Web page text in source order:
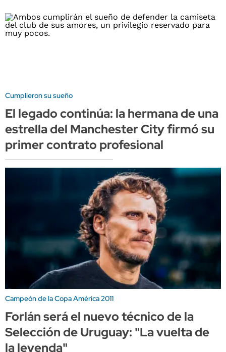
Cumplieron su sueño
El legado continúa: la hermana de una
estrella del Manchester City firmó su
primer contrato profesional
Campeón de la Copa América 2011
Forlán será el nuevo técnico de la
Selección de Uruguay: "La vuelta de
la leyenda"